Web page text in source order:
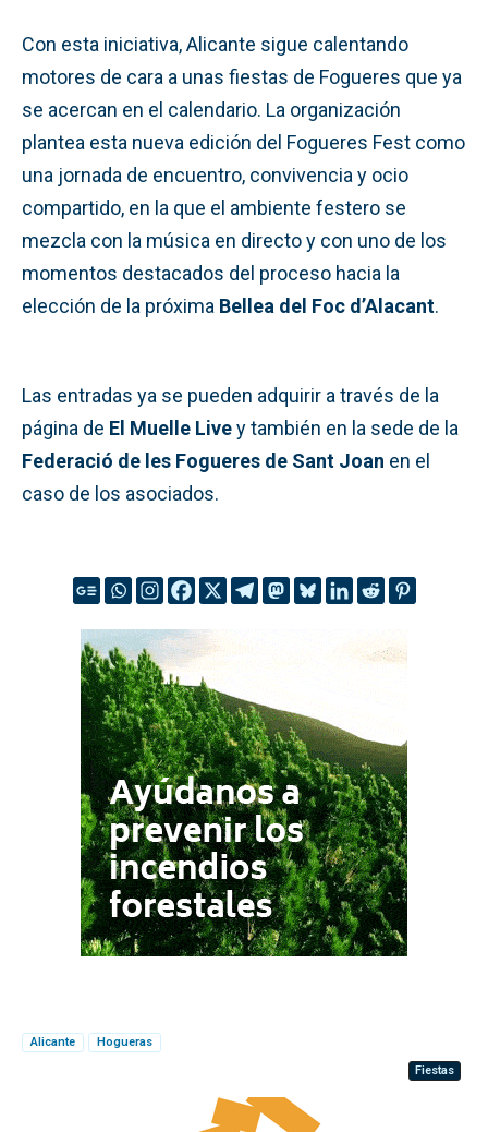
Con esta iniciativa, Alicante sigue calentando
motores de cara a unas fiestas de Fogueres que ya
se acercan en el calendario. La organización
plantea esta nueva edición del Fogueres Fest como
una jornada de encuentro, convivencia y ocio
compartido, en la que el ambiente festero se
mezcla con la música en directo y con uno de los
momentos destacados del proceso hacia la
elección de la próxima Bellea del Foc d’Alacant.
Las entradas ya se pueden adquirir a través de la
página de El Muelle Livey también en la sede de la
Federació de les Fogueres de Sant Joan en el
caso de los asociados.
Alicante
Hogueras
Fiestas